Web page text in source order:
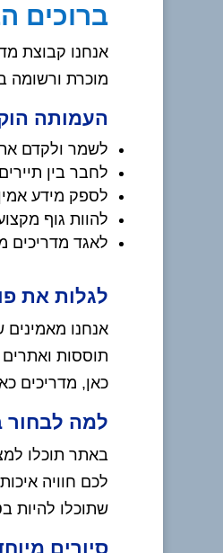
ברוכים
אנחנו קבוצת
מוכרת ורשומה
העמותה
לשמר ולקדם את
לחבר בין
לספק מידע
להוות גוף
לאגד מדריכים
לגלות את
אנחנו
תוססות
כאן, מדריכים
למה לבחור
באתר תוכלו
לכם חוויה
שתוכלו להיות
סיורים